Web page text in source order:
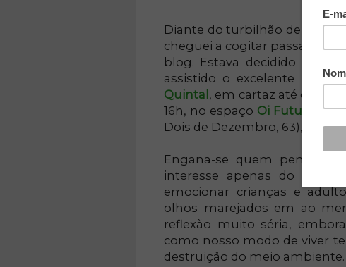
Diante do turbilhão de
cheguei a cogitar passar
blog. Estava decidido a
assistido o excelente
Quintal , em cartaz até o dia
16h, no espaço Oi Futuro
,
Dois de Dezembro, 63), no
Engana-se quem pensa se
interesse apenas do
emocionar crianças e
olhos marejados em ao
reflexão muito séria,
como nosso modo de viver
destruição do meio ambiente.